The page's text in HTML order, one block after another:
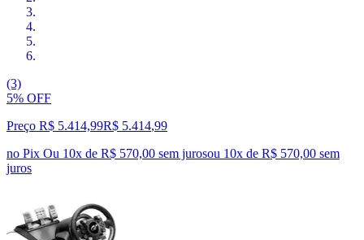
(3)
5% OFF
Preço R$ 5.414,99R$ 5.414,99
no Pix Ou 10x de R$ 570,00 sem jurosou 10x de R$ 570,00 sem
juros